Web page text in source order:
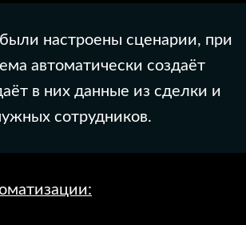
настроены сценарии, при
автоматически создаёт
в них данные из сделки и
сотрудников.